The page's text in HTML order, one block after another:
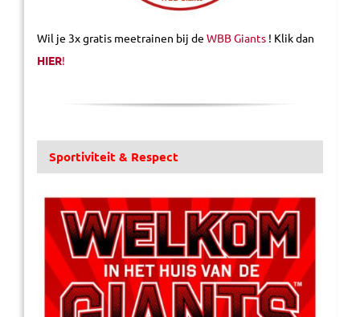
Wil je 3x gratis meetrainen bij de WBB Giants ! Klik dan
HIER!
Sportiviteit & Respect